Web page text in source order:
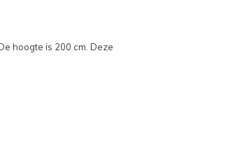
hoogte is 200 cm. Deze